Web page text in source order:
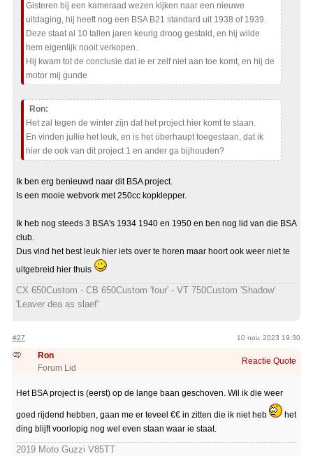
Gisteren bij een kameraad wezen kijken naar een nieuwe
uitdaging, hij heeft nog een BSA B21 standard uit 1938 of 1939.
Deze staat al 10 tallen jaren keurig droog gestald, en hij wilde
hem eigenlijk nooit verkopen.
Hij kwam tot de conclusie dat ie er zelf niet aan toe komt, en hij de
motor mij gunde
Ron:
Het zal tegen de winter zijn dat het project hier komt te staan.
En vinden jullie het leuk, en is het überhaupt toegestaan, dat ik
hier de ook van dit project 1 en ander ga bijhouden?
Ik ben erg benieuwd naar dit BSA project.
Is een mooie webvork met 250cc kopklepper.
Ik heb nog steeds 3 BSA's 1934 1940 en 1950 en ben nog lid van die BSA
club.
Dus vind het best leuk hier iets over te horen maar hoort ook weer niet te
uitgebreid hier thuis
CX 650Custom - CB 650Custom 'four' - VT 750Custom 'Shadow'
'Leaver dea as slaef'
#27 10 nov. 2023 19:30
Ron
Forum Lid
Reactie Quote
Het BSA project is (eerst) op de lange baan geschoven. Wil ik die weer
goed rijdend hebben, gaan me er teveel €€ in zitten die ik niet heb
het
ding blijft voorlopig nog wel even staan waar ie staat.
2019 Moto Guzzi V85TT